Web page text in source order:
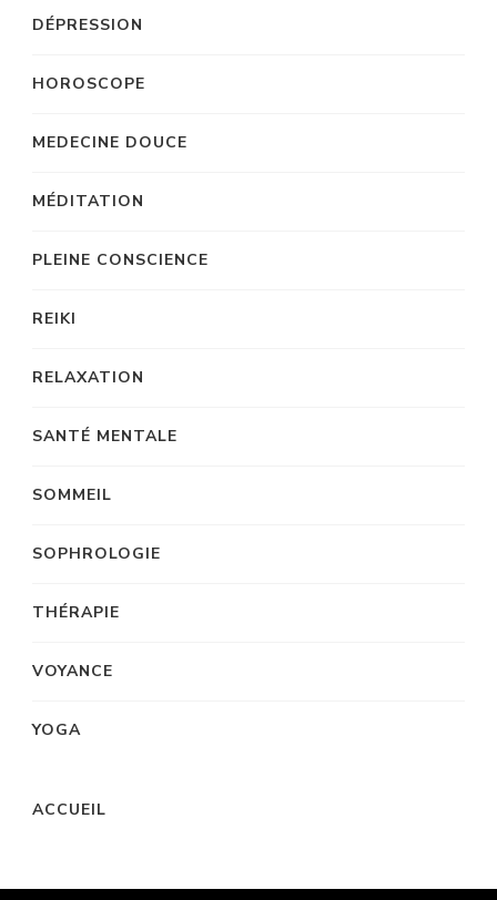
DÉPRESSION
HOROSCOPE
MEDECINE DOUCE
MÉDITATION
PLEINE CONSCIENCE
REIKI
RELAXATION
SANTÉ MENTALE
SOMMEIL
SOPHROLOGIE
THÉRAPIE
VOYANCE
YOGA
ACCUEIL